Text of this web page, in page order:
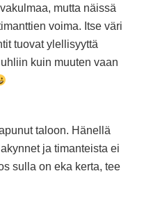
mutta näissä
voima. Itse väri
tuovat ylellisyyttä
kuin muuten vaan
taloon. Hänellä
ja timanteista ei
sulla on eka kerta, tee